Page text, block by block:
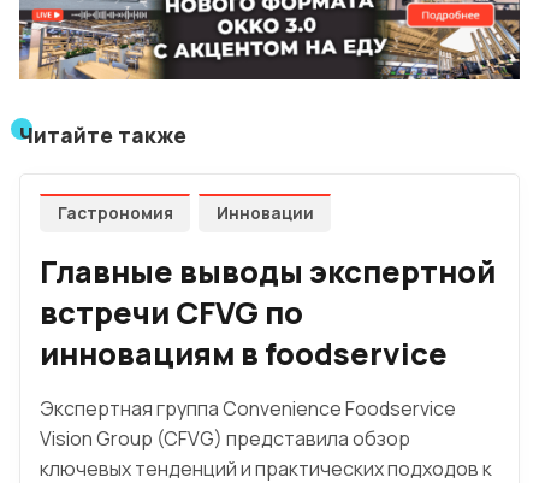
Читайте также
Гастрономия Инновации
Главные выводы экспертной
встречи CFVG по
инновациям в foodservice
Экспертная группа Convenience Foodservice
Vision Group (CFVG) представила обзор
ключевых тенденций и практических подходов к